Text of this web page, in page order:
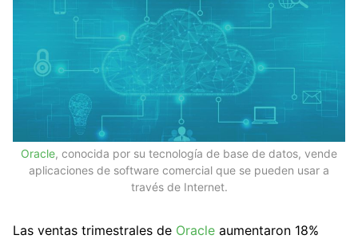
Oracle, conocida por su tecnología de base de datos, vende
aplicaciones de software comercial que se pueden usar a
través de Internet.
Las ventas trimestrales de Oracle aumentaron 18%